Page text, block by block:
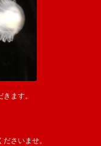
ます。
さいませ。